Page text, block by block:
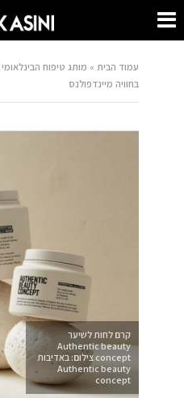
עמוד הבית »
בחוויה מיינדפולנס
קרם לחות לשיער
Authentic beauty
concept צילום: באדיבות
Authentic beauty
concept